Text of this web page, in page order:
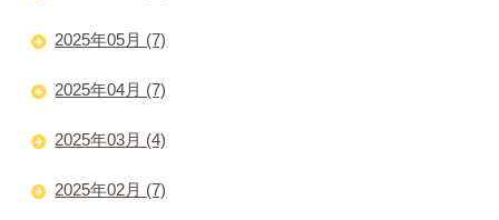
2025年05月 (7)
2025年04月 (7)
2025年03月 (4)
2025年02月 (7)